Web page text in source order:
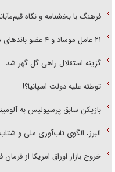
فرهنگ با بخشنامه و نگاه
۲۱ عامل موساد و ۴ عضو باند‌های مسلح بازداشت شدند
گزینه استقلال راهی گل گهر شد
توطئه علیه دولت اسپانیا؟!
بازیکن سابق پرسپولیس به
البرز، الگوی تاب‌آوری ملی و
خروج بازار اوراق امریکا از فرمان